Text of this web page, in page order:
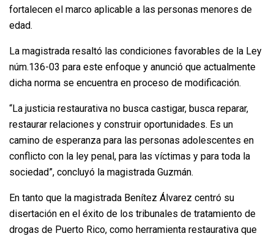
fortalecen el marco aplicable a las personas menores de
edad.
La magistrada resaltó las condiciones favorables de la Ley
núm.136-03 para este enfoque y anunció que actualmente
dicha norma se encuentra en proceso de modificación.
“La justicia restaurativa no busca castigar, busca reparar,
restaurar relaciones y construir oportunidades. Es un
camino de esperanza para las personas adolescentes en
conflicto con la ley penal, para las víctimas y para toda la
sociedad”, concluyó la magistrada Guzmán.
En tanto que la magistrada Benítez Álvarez centró su
disertación en el éxito de los tribunales de tratamiento de
drogas de Puerto Rico, como herramienta restaurativa que